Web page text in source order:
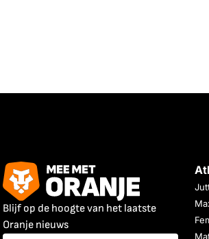
Blijf op de hoogte van het laatste
Oranje nieuws